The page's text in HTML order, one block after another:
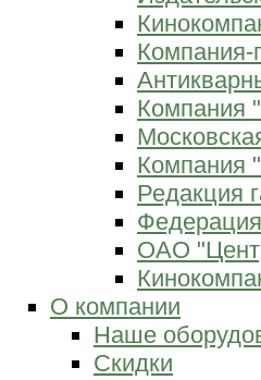
Компания-
Компания
Компания
Редакция
ОАО
О компании
Наше
Скидки